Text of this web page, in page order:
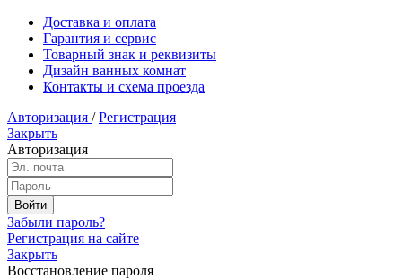
Доставка и оплата
Гарантия и сервис
Товарный знак и реквизиты
Дизайн ванных комнат
Контакты и схема проезда
Авторизация / Регистрация
Закрыть
Авторизация
Забыли пароль?
Регистрация на сайте
Закрыть
Восстановление пароля